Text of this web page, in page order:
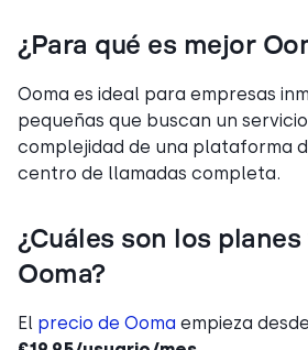
¿Para qué es mejor
Ooma es ideal para empresas
pequeñas que buscan un
complejidad de una plataforma
centro de llamadas completa.
¿Cuáles son los
Ooma?
El precio de Ooma empieza desde